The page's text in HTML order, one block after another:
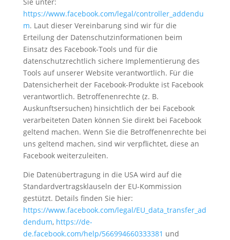
https://www.facebook.com/legal/controller_addendu
m. Laut dieser Vereinbarung sind wir für die
Erteilung der Datenschutzinformationen beim
Einsatz des Facebook-Tools und für die
datenschutzrechtlich sichere Implementierung des
Tools auf unserer Website verantwortlich. Für die
Datensicherheit der Facebook-Produkte ist Facebook
verantwortlich. Betroffenenrechte (z. B.
Auskunftsersuchen) hinsichtlich der bei Facebook
verarbeiteten Daten können Sie direkt bei Facebook
geltend machen. Wenn Sie die Betroffenenrechte bei
uns geltend machen, sind wir verpflichtet, diese an
Facebook weiterzuleiten.
Die Datenübertragung in die USA wird auf die
Standardvertragsklauseln der EU-Kommission
gestützt. Details finden Sie hier:
https://www.facebook.com/legal/EU_data_transfer_ad
dendum, https://de-
de.facebook.com/help/566994660333381 und